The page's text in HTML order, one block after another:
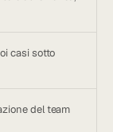
casi sotto
del team